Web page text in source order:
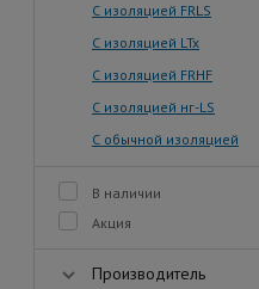
С изоляцией FRLS
С изоляцией LTx
С изоляцией FRHF
С изоляцией нг-LS
С обычной изоляцией
В наличии
Акция
Производитель